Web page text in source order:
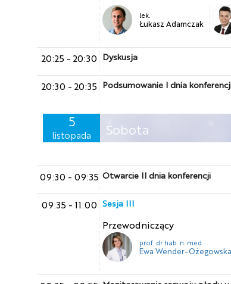
lek.
Łukasz Adamczak
20:25 - 20:30 Dyskusja
20:30 - 20:35 Podsumowanie I dnia
5
listopada Sobota
09:30 - 09:35 Otwarcie II dnia konferencji
09:35 - 11:00 Sesja III
Przewodniczący
prof. dr hab. n. med.
Ewa Wender-Ożegowska